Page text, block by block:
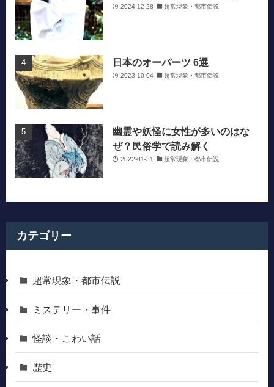
2024-12-28 超常現象・都市伝説
日本のオーパーツ 6選
2023-10-04 超常現象・都市伝説
幽霊や妖怪に女性が多いのはな
ぜ？民俗学で読み解く
2022-01-31 超常現象・都市伝説
カテゴリー
超常現象・都市伝説
ミステリー・事件
怪談・こわい話
歴史